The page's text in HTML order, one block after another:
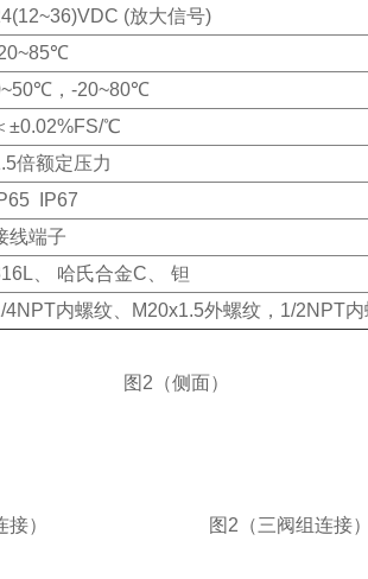
(放大信号)
，-20~80℃
±0.02%FS/℃
倍额定压力
IP67
线端子
、 哈氏合金C、 钽
4NPT内螺纹、M20x1.5外螺纹，1/2NPT内
2（侧面）
） 图2（三阀组连接）